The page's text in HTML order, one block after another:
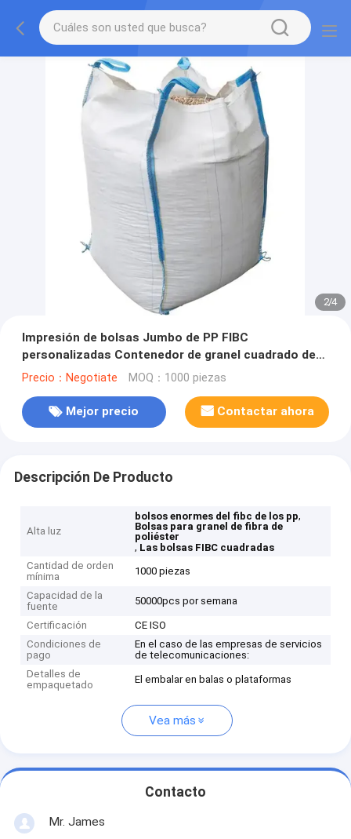
2/4
Impresión de bolsas Jumbo de PP FIBC
personalizadas Contenedor de granel cuadrado de
fondo plano
Precio：Negotiate MOQ：1000 piezas
Mejor precio Contactar ahora
Descripción De Producto
Alta luz
bolsos enormes del fibc de los pp,
Bolsas para granel de fibra de
poliéster
, Las bolsas FIBC cuadradas
Cantidad de orden
mínima
1000 piezas
Capacidad de la
fuente
50000pcs por semana
Certificación
CE ISO
Condiciones de
pago
En el caso de las empresas de servicios
de telecomunicaciones:
Detalles de
empaquetado
El embalar en balas o plataformas
Vea más
Contacto
Mr. James